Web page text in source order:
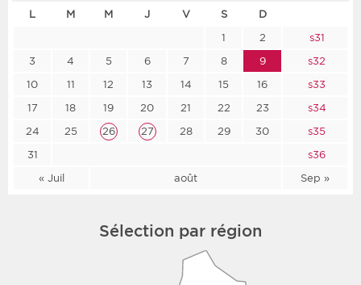
L M M J V S D
« Juil août Sep »
1 2
s31
3
4 5 6 7 8 9
s32
10
11 12 13 14 15 16
s33
17
18 19 20 21 22 23
s34
24
25 26 27 28 29 30
s35
31
s36
Sélection par région